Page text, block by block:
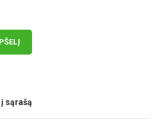
sąrašą